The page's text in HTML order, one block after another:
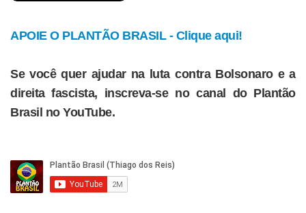
APOIE O PLANTÃO BRASIL - Clique aqui!
Se você quer ajudar na luta contra Bolsonaro e a
direita fascista, inscreva-se no canal do Plantão
Brasil no YouTube.